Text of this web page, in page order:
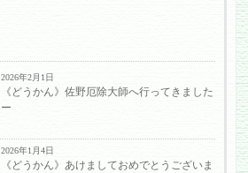
2026年2月1日
《どうかん》佐野厄除大師へ行ってきました
ー
2026年1月4日
《どうかん》あけましておめでとうございま